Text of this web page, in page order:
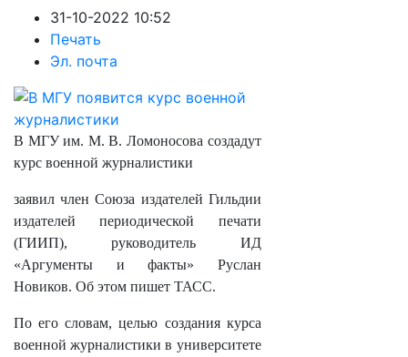
31-10-2022 10:52
Печать
Эл. почта
В МГУ им. М. В. Ломоносова создадут
курс военной журналистики
заявил член Союза издателей Гильдии
издателей периодической печати
(ГИИП), руководитель ИД
«Аргументы и факты» Руслан
Новиков. Об этом пишет ТАСС.
По его словам, целью создания курса
военной журналистики в университете